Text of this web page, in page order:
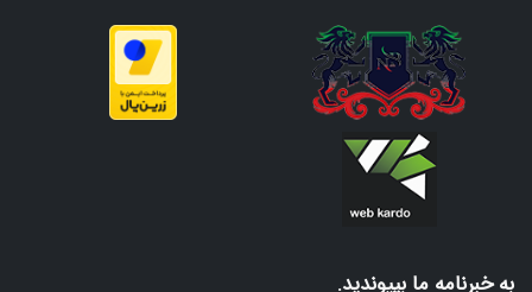
به خبرنامه ما بپیوندید.